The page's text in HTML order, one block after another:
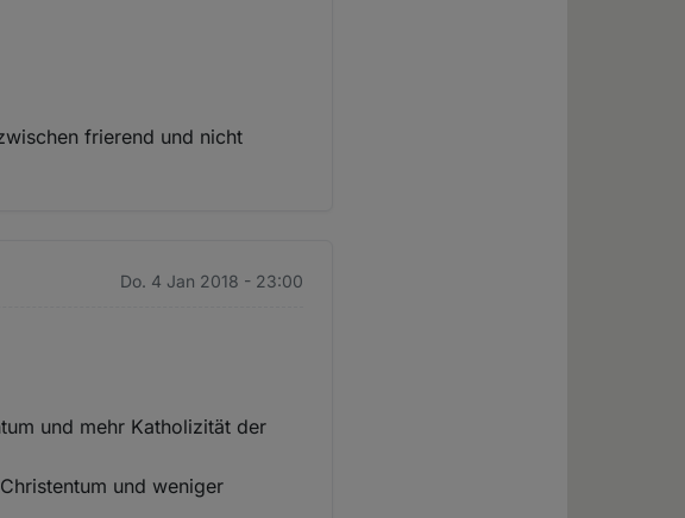
frierend und nicht
Do. 4 Jan 2018 - 23:00
und mehr Katholizität der
und weniger